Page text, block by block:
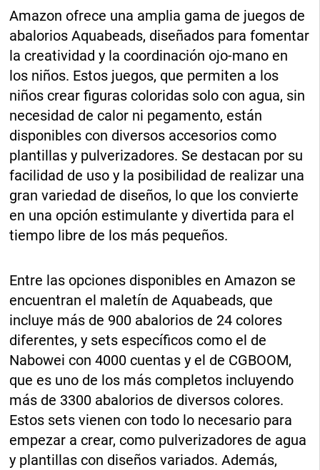
Amazon ofrece una amplia gama de juegos de
abalorios Aquabeads, diseñados para fomentar
la creatividad y la coordinación ojo-mano en
los niños. Estos juegos, que permiten a los
niños crear figuras coloridas solo con agua, sin
necesidad de calor ni pegamento, están
disponibles con diversos accesorios como
plantillas y pulverizadores. Se destacan por su
facilidad de uso y la posibilidad de realizar una
gran variedad de diseños, lo que los convierte
en una opción estimulante y divertida para el
tiempo libre de los más pequeños.
Entre las opciones disponibles en Amazon se
encuentran el maletín de Aquabeads, que
incluye más de 900 abalorios de 24 colores
diferentes, y sets específicos como el de
Nabowei con 4000 cuentas y el de CGBOOM,
que es uno de los más completos incluyendo
más de 3300 abalorios de diversos colores.
Estos sets vienen con todo lo necesario para
empezar a crear, como pulverizadores de agua
y plantillas con diseños variados. Además,